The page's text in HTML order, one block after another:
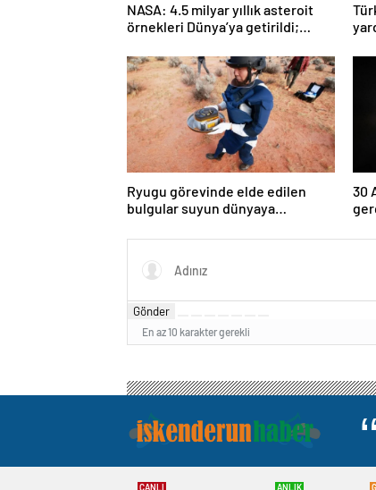
NASA: 4.5 milyar yıllık asteroit
örnekleri Dünya’ya getirildi;
tutabilir
Ryugu görevinde elde edilen
bulgular suyun dünyaya
olabileceğini gösteriyor
30
Gönder
En az 10 karakter gerekli
CANLI ANLIK